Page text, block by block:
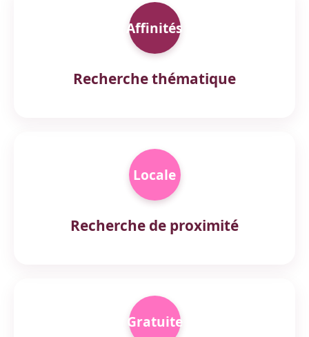
Affinités
Recherche thématique
Locale
Recherche de proximité
Gratuite